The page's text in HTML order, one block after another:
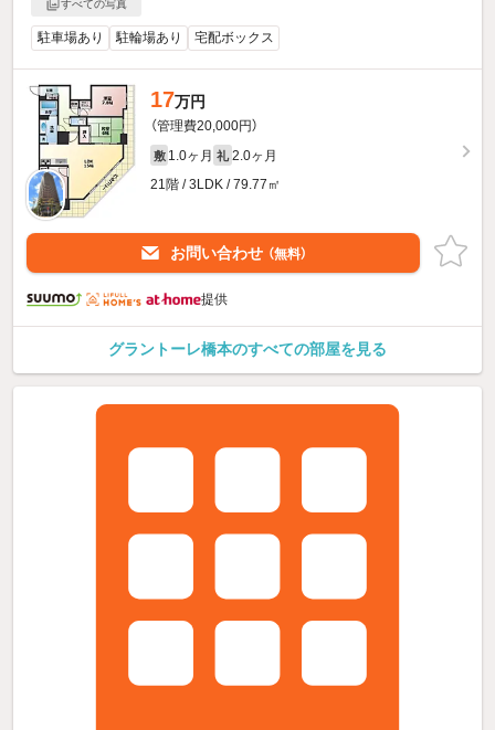
すべての写真
駐車場あり 駐輪場あり 宅配ボックス
17万円
（管理費20,000円）
敷 1.0ヶ月 礼 2.0ヶ月
21階 / 3LDK / 79.77㎡
お問い合わせ （無料）
提供
グラントーレ橋本のすべての部屋を見る